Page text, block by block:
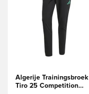
Algerije Trainingsbroek
Tiro 25 Competition